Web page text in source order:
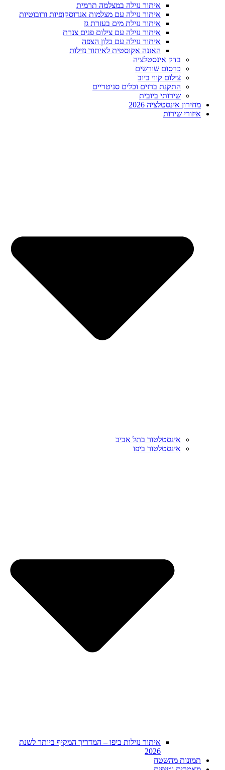
איתור נזילה במצלמה תרמית
איתור נזילה עם מצלמות אנדוסקופיות ורובוטיות
איתור נזילת מים בעזרת גז
איתור נזילה עם צילום פנים צנרת
איתור נזילה עם בלון הצפה
האזנה אקוסטית לאיתור נזילות
בדק אינסטלציה
כרסום שורשים
צילום קווי ביוב
התקנת ברזים וכלים סניטריים
שירותי ביובית
מחירון אינסטלציה 2026
איזורי שירות
אינסטלטור בתל אביב
אינסטלטור ביפו
איתור נזילות ביפו – המדריך המקיף ביותר לשנת
2026
תמונות מהשטח